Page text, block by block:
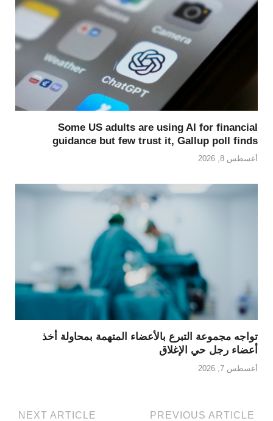
Some US adults are using AI for financial
guidance but few trust it, Gallup poll finds
أغسطس 8, 2026
تواجه مجموعة التبرع بالأعضاء المتهمة بمحاولة أخذ
أعضاء رجل حي الإغلاق
أغسطس 7, 2026
PREVIOUS ARTICLE
NEXT ARTICLE